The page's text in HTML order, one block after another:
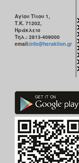
Αγίου Τίτου 1,
Τ.Κ. 71202,
Ηράκλειο
Τηλ.: 2813-409000
email:info@heraklion.gr